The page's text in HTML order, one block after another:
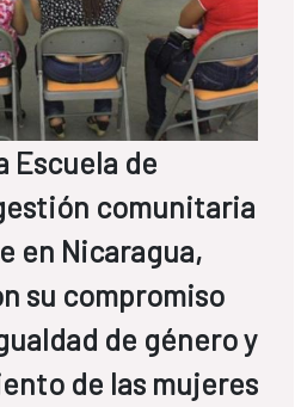
uso y control del
en sus vidas y cómo,
las puertas al
Escuela de
comunitaria
en Nicaragua,
su compromiso
de género y
de las mujeres